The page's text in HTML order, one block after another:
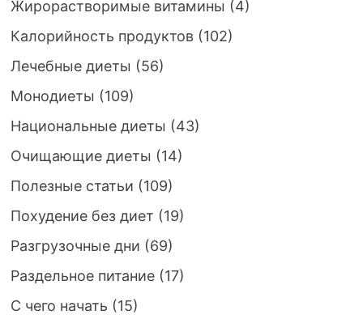
Жирорастворимые витамины (4)
Калорийность продуктов(102)
Лечебные диеты (56)
Монодиеты (109)
Национальные диеты (43)
Очищающие диеты (14)
Полезные статьи (109)
Похудение без диет (19)
Разгрузочные дни (69)
Раздельное питание(17)
С чего начать (15)